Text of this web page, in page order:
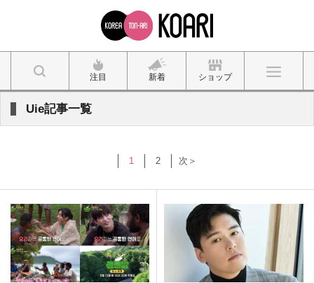
注目 新着 ショップ
Uie記事一覧
1 2 次＞